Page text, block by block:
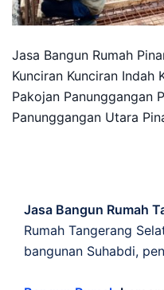
Jasa Bangun Rumah
Kunciran Kunciran Indah
Pakojan Panunggangan
Panunggangan Utara
Jasa Bangun Rumah
Rumah Tangerang
bangunan Suhabdi,